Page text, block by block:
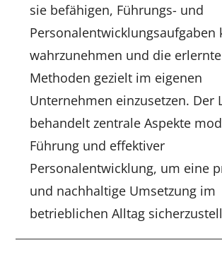
sie befähigen, Führungs- und
Personalentwicklungsaufgaben
wahrzunehmen und die
Methoden gezielt im eigenen
Unternehmen einzusetzen. Der
behandelt zentrale Aspekte
Führung und effektiver
Personalentwicklung, um eine
und nachhaltige Umsetzung im
betrieblichen Alltag